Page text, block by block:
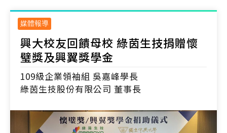
媒體報導
興大校友回饋母校 綠茵生技捐贈懷
璧獎及興翼獎學金
109級企業領袖組 吳嘉峰學長
綠茵生技股份有限公司 董事長